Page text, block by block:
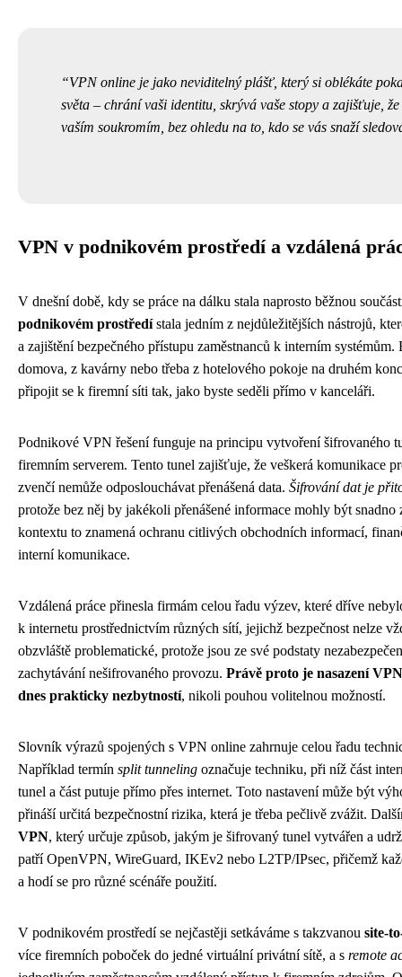
VPN online je jako neviditelný plášť, který si oblékáte
světa – chrání vaši identitu, skrývá vaše stopy a zajišťuje,
vaším soukromím, bez ohledu na to, kdo se vás snaží
VPN v podnikovém prostředí a vzdálená
V dnešní době, kdy se práce na dálku stala naprosto běžnou
podnikovém prostředístala jedním z nejdůležitějších nástrojů,
a zajištění bezpečného přístupu zaměstnanců k interním
domova, z kavárny nebo třeba z hotelového pokoje na druhém
připojit se k firemní síti tak, jako byste seděli přímo v kanceláři.
Podnikové VPN řešení funguje na principu vytvoření šifrovaného
firemním serverem. Tento tunel zajišťuje, že veškerá komunikace
zvenčí nemůže odposlouchávat přenášená data. Šifrování dat je
protože bez něj by jakékoli přenášené informace mohly být
kontextu to znamená ochranu citlivých obchodních informací,
interní komunikace.
Vzdálená práce přinesla firmám celou řadu výzev, které dříve
k internetu prostřednictvím různých sítí, jejichž bezpečnost nelze
obzvláště problematické, protože jsou ze své podstaty
zachytávání nešifrovaného provozu. Právě proto je nasazení
dnes prakticky nezbytností, nikoli pouhou volitelnou možností.
Slovník výrazů spojených s VPN online zahrnuje celou řadu
Například termín split tunneling označuje techniku, při níž část
tunel a část putuje přímo přes internet. Toto nastavení může být
přináší určitá bezpečnostní rizika, která je třeba pečlivě zvážit.
VPN, který určuje způsob, jakým je šifrovaný tunel vytvářen a
patří OpenVPN, WireGuard, IKEv2 nebo L2TP/IPsec, přičemž
a hodí se pro různé scénáře použití.
V podnikovém prostředí se nejčastěji setkáváme s takzvanou site-
více firemních poboček do jedné virtuální privátní sítě, a s remote